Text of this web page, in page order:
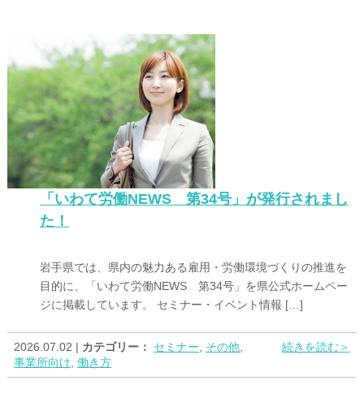
「いわて労働NEWS 第34号」が発行されまし
た！
岩手県では、県内の魅力ある雇用・労働環境づくりの推進を
目的に、「いわて労働NEWS 第34号」を県公式ホームペー
ジに掲載しています。 セミナー・イベント情報 […]
2026.07.02 | カテゴリー： セミナー その他,
事業所向け 働き方
続きを読む＞